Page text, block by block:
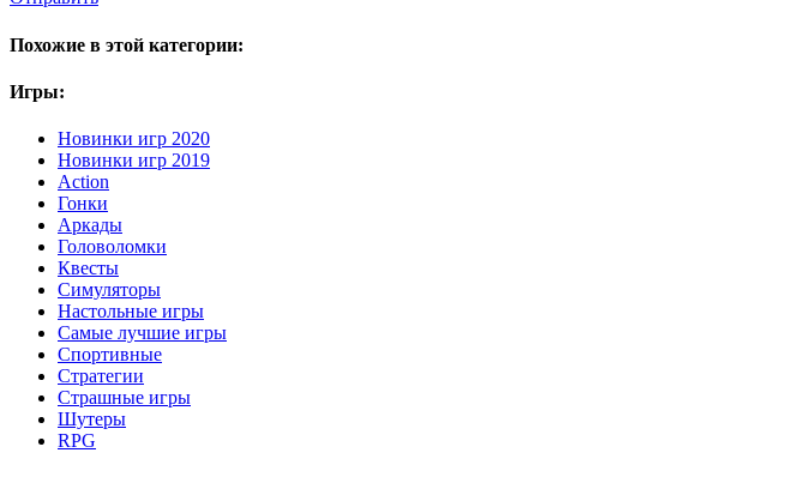
Похожие в этой категории:
Игры:
Новинки игр 2020
Новинки игр 2019
Action
Гонки
Аркады
Головоломки
Квесты
Симуляторы
Настольные игры
Самые лучшие игры
Спортивные
Стратегии
Страшные игры
Шутеры
RPG